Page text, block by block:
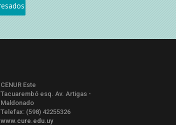
CENUR Este
Tacuarembó esq. Av. Artigas -
Maldonado
Telefax: (598) 42255326
www.cure.edu.uy